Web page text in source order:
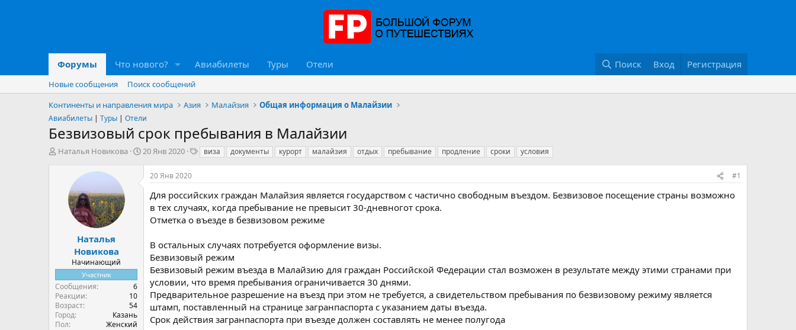
Форумы Что нового? Авиабилеты Туры Отели Поиск Вход Регистрация
Новые сообщения
Поиск сообщений
Континенты и направления мира
Азия Малайзия Общая информация о Малайзии
Авиабилеты | Туры | Отели
Безвизовый срок пребывания в Малайзии
А
Наталья Новикова
Д
а
20 Янв 2020
Т
и
виза документы курорт малайзия отдых пребывание продление сроки условия
Наталья
Новикова
Начинающий
Участник
Сообщения
6
Реакции
10
Возраст
54
Город
Казань
Пол
Женский
20 Янв 2020 #1
Для российских граждан Малайзия является государством с частично свободным въездом. Безвизовое посещение страны возможно
в тех случаях, когда пребывание не превысит 30-дневногот срока.
Отметка о въезде в безвизовом режиме
В остальных случаях потребуется оформление визы.
Безвизовый режим
Безвизовый режим въезда в Малайзию для граждан Российской Федерации стал возможен в результате между этими странами при
условии, что время пребывания ограничивается 30 днями.
Предварительное разрешение на въезд при этом не требуется, а свидетельством пребывания по безвизовому режиму является
штамп, поставленный на странице загранпаспорта с указанием даты въезда.
Срок действия загранпаспорта при въезде должен составлять не менее полугода